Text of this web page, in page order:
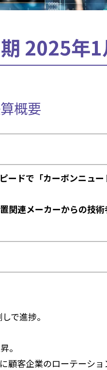
2025年
概要
ードで「カーボンニュ
連メーカーからの技術
で進捗。
。
顧客企業のローテーショ